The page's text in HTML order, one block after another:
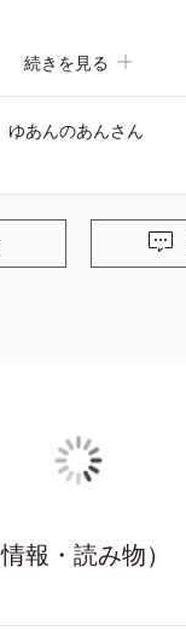
続きを見る
ゆあんのあんさん
報・読み物）